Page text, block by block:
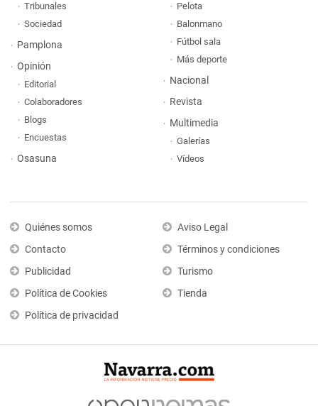
Tribunales
Sociedad
Pamplona
Opinión
Editorial
Colaboradores
Blogs
Encuestas
Osasuna
Pelota
Balonmano
Fútbol sala
Más deporte
Nacional
Revista
Multimedia
Galerías
Vídeos
Quiénes somos
Contacto
Publicidad
Política de Cookies
Política de privacidad
Aviso Legal
Términos y condiciones
Turismo
Tienda